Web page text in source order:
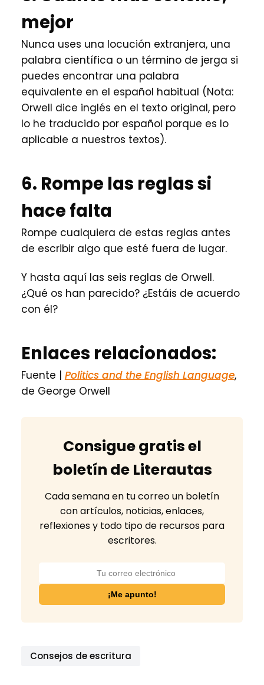
mejor
Nunca uses una locución extranjera, una
palabra científica o un término de jerga si
puedes encontrar una palabra
equivalente en el español habitual (Nota:
Orwell dice inglés en el texto original, pero
lo he traducido por español porque es lo
aplicable a nuestros textos).
6. Rompe las reglas si
hace falta
Rompe cualquiera de estas reglas antes
de escribir algo que esté fuera de lugar.
Y hasta aquí las seis reglas de Orwell.
¿Qué os han parecido? ¿Estáis de acuerdo
con él?
Enlaces relacionados:
Fuente | Politics and the English Language,
de George Orwell
Consigue gratis el
boletín de Literautas
Cada semana en tu correo un boletín
con artículos, noticias, enlaces,
reflexiones y todo tipo de recursos para
escritores.
Consejos de escritura